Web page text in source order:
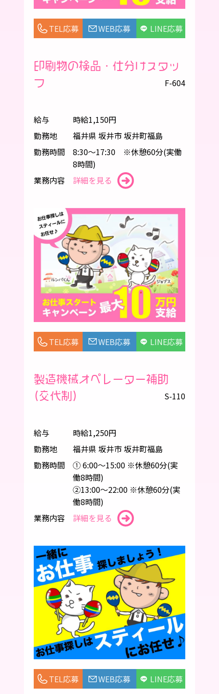
TEL応募 WEB応募 LINE応募
印刷物の検品・仕分けスタッ
フ
F-604
給与
時給1,150円
勤務地
福井県 坂井市 坂井町福島
勤務時間
8:30～17:30 ※休憩60分(実働
8時間)
業務内容
詳細を見る
TEL応募 WEB応募 LINE応募
製造機械オペレーター補助
(交代制)
S-110
給与
時給1,250円
勤務地
福井県 坂井市 坂井町福島
勤務時間
① 6:00～15:00 ※休憩60分(実
働8時間)
②13:00～22:00 ※休憩60分(実
働8時間)
業務内容
詳細を見る
TEL応募 WEB応募 LINE応募